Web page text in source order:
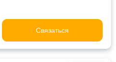
Связаться